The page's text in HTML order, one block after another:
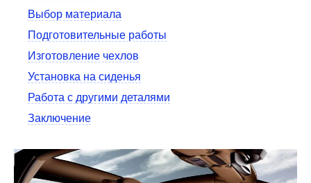
Выбор материала
Подготовительные работы
Изготовление чехлов
Установка на сиденья
Работа с другими деталями
Заключение